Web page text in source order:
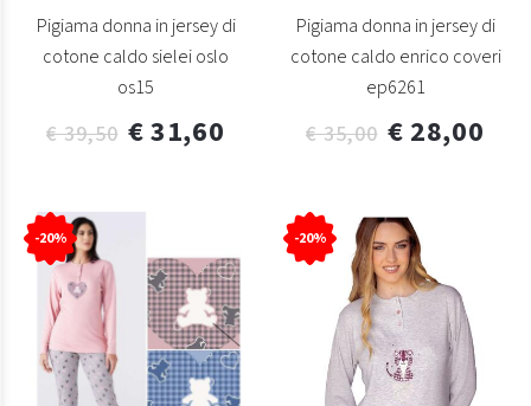
Pigiama donna in jersey di
cotone caldo sielei oslo
os15
€ 39,50 € 31,60
Pigiama donna in jersey di
cotone caldo enrico coveri
ep6261
€ 35,00 € 28,00
-20% -20%